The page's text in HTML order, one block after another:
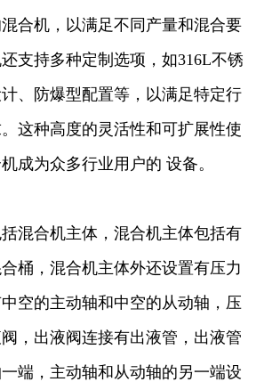
合机，以满足不同产量和混合要
支持多种定制选项，如316L不锈
、防爆型配置等，以满足特定行
这种高度的灵活性和可扩展性使
成为众多行业用户的 设备。
混合机主体，混合机主体包括有
桶，混合机主体外还设置有压力
空的主动轴和中空的从动轴，压
，出液阀连接有出液管，出液管
端，主动轴和从动轴的另一端设